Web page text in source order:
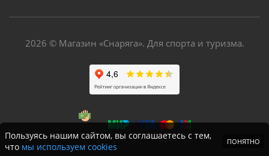
2026 © Магазин «Снаряга». Для спорта и туризма.
Пользуясь нашим сайтом, вы соглашаетесь с тем,
что мы используем cookies ПОНЯТНО